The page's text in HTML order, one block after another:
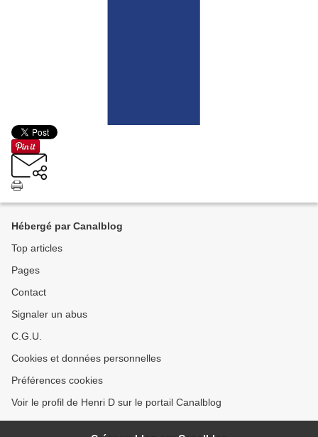
Hébergé par Canalblog
Top articles
Pages
Contact
Signaler un abus
C.G.U.
Cookies et données personnelles
Préférences cookies
Voir le profil de Henri D sur le portail Canalblog